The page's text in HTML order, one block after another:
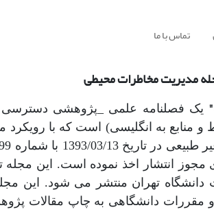
تماس با ما
مدیریت مخاطرات محیطی
یک فصلنامه علمی _پژوهشی دسترسی
منابع به انگلیسی) است که با رویکرد
مجوز انتشار اخذ نموده است. این
تهران منتشر می شود. این
مقررات دانشگاهی به چاپ مقالات